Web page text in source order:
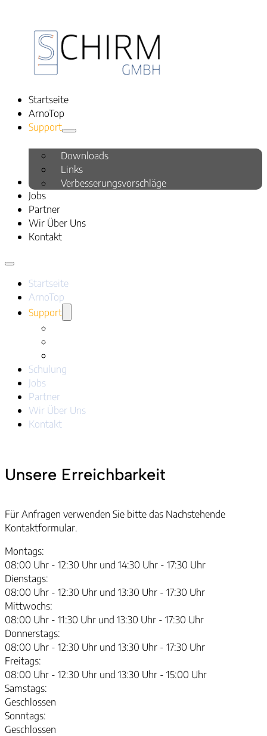
Startseite
ArnoTop
Support
Downloads
Links
Verbesserungsvorschläge
Schulung
Jobs
Partner
Wir Über Uns
Kontakt
Startseite
ArnoTop
Support
Schulung
Jobs
Partner
Wir Über Uns
Kontakt
Unsere Erreichbarkeit
Für Anfragen verwenden Sie bitte das Nachstehende
Kontaktformular.
Montags:
08:00 Uhr - 12:30 Uhr und 14:30 Uhr - 17:30 Uhr
Dienstags:
08:00 Uhr - 12:30 Uhr und 13:30 Uhr - 17:30 Uhr
Mittwochs:
08:00 Uhr - 11:30 Uhr und 13:30 Uhr - 17:30 Uhr
Donnerstags:
08:00 Uhr - 12:30 Uhr und 13:30 Uhr - 17:30 Uhr
Freitags:
08:00 Uhr - 12:30 Uhr und 13:30 Uhr - 15:00 Uhr
Samstags:
Geschlossen
Sonntags:
Geschlossen